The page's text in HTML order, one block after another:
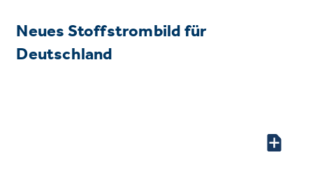
Neues Stoffstrombild für
Deutschland